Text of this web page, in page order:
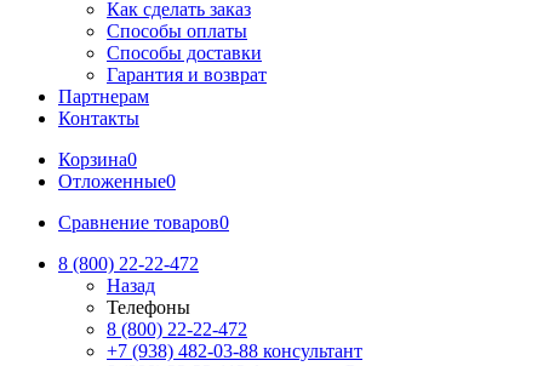
Как сделать заказ
Способы оплаты
Способы доставки
Гарантия и возврат
Партнерам
Контакты
Корзина0
Отложенные0
Сравнение товаров0
8 (800) 22-22-472
Назад
Телефоны
8 (800) 22-22-472
+7 (938) 482-03-88 консультант